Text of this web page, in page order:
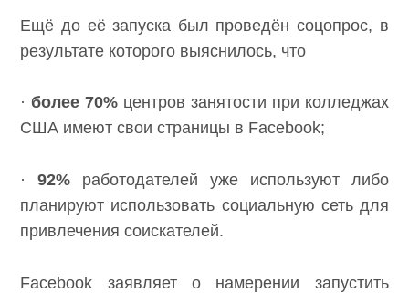
Ещё до её запуска был проведён соцопрос, в
результате которого выяснилось, что
·более 70% центров занятости при колледжах
США имеют свои страницы в Facebook;
·92% работодателей уже используют либо
планируют использовать социальную сеть для
привлечения соискателей.
Facebook заявляет о намерении запустить